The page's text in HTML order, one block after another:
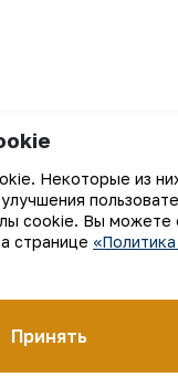
Некоторые из
cookie. Вы можете
странице
Принять